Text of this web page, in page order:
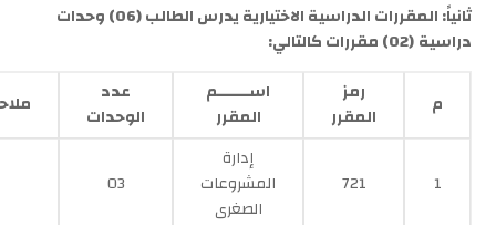
ثانياً: المقررات الدراسية الاختياريةيدرس الطالب(
06) وحدات
دراسية(
02) مقررات كالتالي:
م
رمز
المقرر
اســـــــم
المقرر
عدد
الوحدات
1
721
إدارة
المشروعات
الصغرى
03